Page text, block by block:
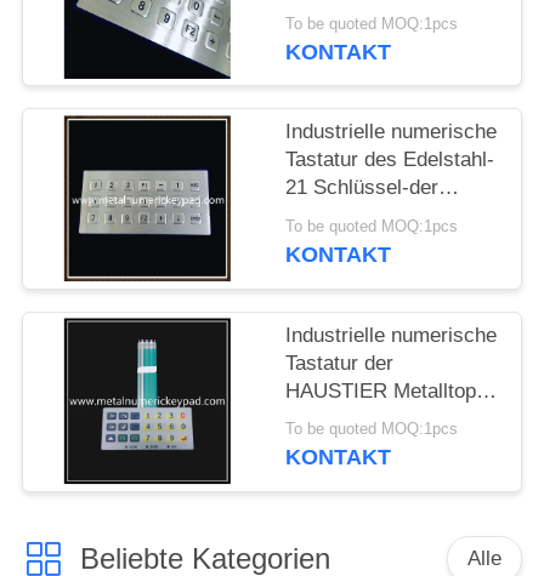
Schlüssel
To be quoted MOQ:1pcs
KONTAKT
Industrielle numerische
Tastatur des Edelstahl-
21 Schlüssel-der
Matrix-3x7
To be quoted MOQ:1pcs
KONTAKT
Industrielle numerische
Tastatur der
HAUSTIER Metalltopf-
Film-Membran-2.0mm
To be quoted MOQ:1pcs
KONTAKT
Beliebte Kategorien Alle